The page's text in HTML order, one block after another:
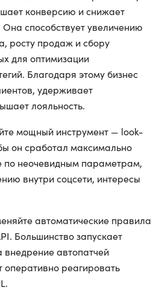
конверсию и снижает
способствует увеличению
росту продаж и сбору
для оптимизации
Благодаря этому бизнес
удерживает
лояльность.
мощный инструмент — look-
он сработал максимально
по неочевидным параметрам,
внутри соцсети, интересы
автоматические правила
Большинство запускает
автопатчей
оперативно реагировать